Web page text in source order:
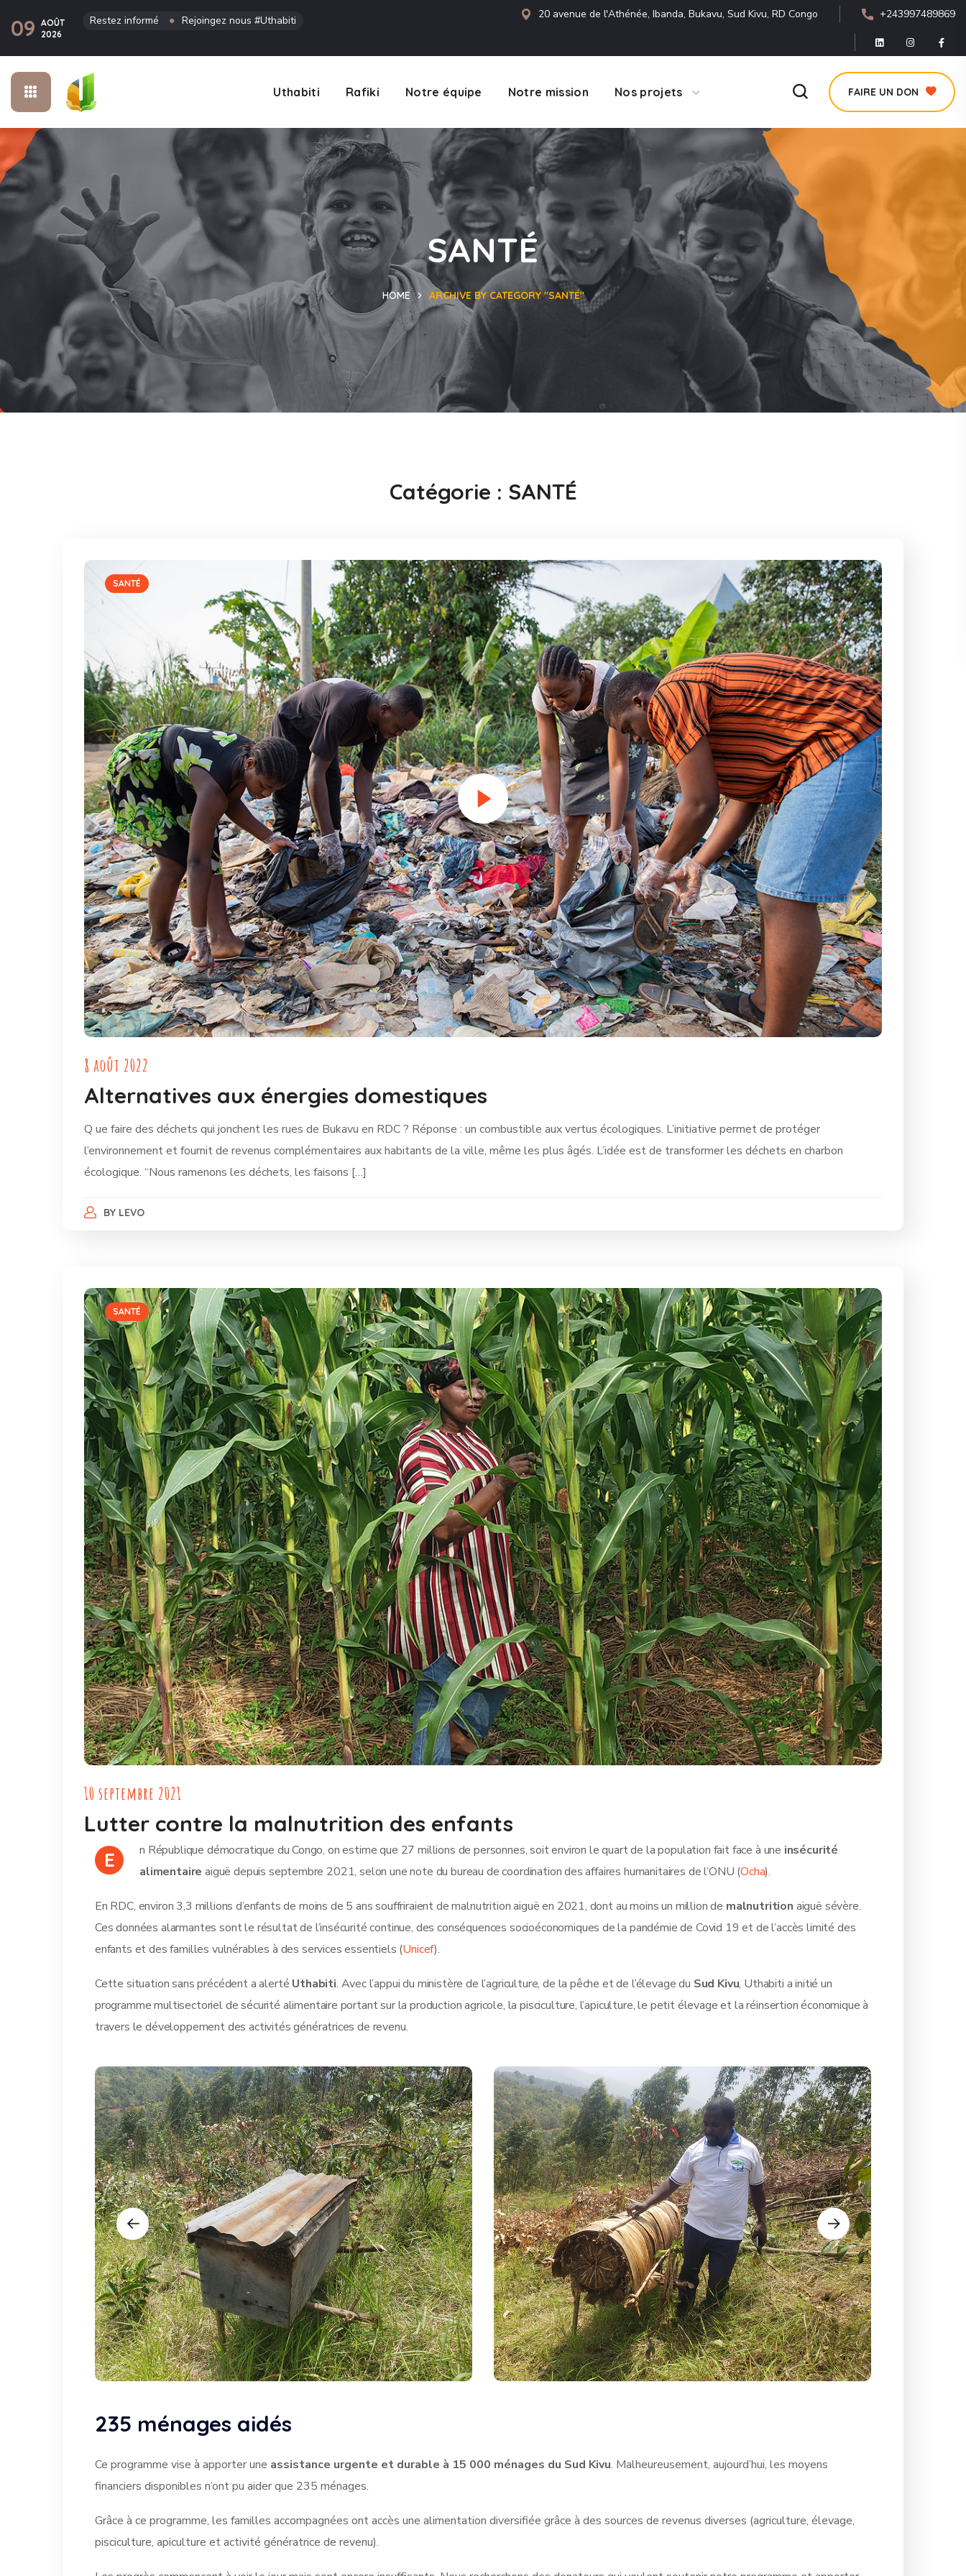
09 AOÛT
2026
Restez informé ● Rejoingez nous #Uthabiti 20 avenue de l'Athénée, Ibanda, Bukavu, Sud Kivu, RD Congo +243997489869
Uthabiti Rafiki Notre équipe Notre mission Nos projets FAIRE UN DON
SANTÉ
HOME ARCHIVE BY CATEGORY "SANTÉ"
Catégorie : SANTÉ
SANTÉ
8 août 2022
Alternatives aux énergies domestiques
Q ue faire des déchets qui jonchent les rues de Bukavu en RDC ? Réponse : un combustible aux vertus écologiques. L’initiative permet de protéger
l’environnement et fournit de revenus complémentaires aux habitants de la ville, même les plus âgés. L’idée est de transformer les déchets en charbon
écologique. “Nous ramenons les déchets, les faisons […]
BY LEVO
SANTÉ
10 septembre 2021
Lutter contre la malnutrition des enfants
E n République démocratique du Congo, on estime que 27 millions de personnes, soit environ le quart de la population fait face à une insécurité
alimentaire aiguë depuis septembre 2021, selon une note du bureau de coordination des affaires humanitaires de l’ONU (Ocha).
En RDC, environ 3,3 millions d’enfants de moins de 5 ans souffriraient de malnutrition aiguë en 2021, dont au moins un million de malnutrition aiguë sévère.
Ces données alarmantes sont le résultat de l’insécurité continue, des conséquences socioéconomiques de la pandémie de Covid 19 et de l’accès limité des
enfants et des familles vulnérables à des services essentiels (Unicef).
Cette situation sans précédent a alerté Uthabiti. Avec l’appui du ministère de l’agriculture, de la pêche et de l’élevage du Sud Kivu, Uthabiti a initié un
programme multisectoriel de sécurité alimentaire portant sur la production agricole, la pisciculture, l’apiculture, le petit élevage et la réinsertion économique à
travers le développement des activités génératrices de revenu.
235 ménages aidés
Ce programme vise à apporter une assistance urgente et durable à 15 000 ménages du Sud Kivu. Malheureusement, aujourd’hui, les moyens
financiers disponibles n’ont pu aider que 235 ménages.
Grâce à ce programme, les familles accompagnées ont accès une alimentation diversifiée grâce à des sources de revenus diverses (agriculture, élevage,
pisciculture, apiculture et activité génératrice de revenu).